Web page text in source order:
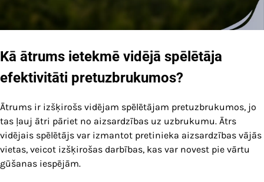
Kā ātrums ietekmē vidējā spēlētāja
efektivitāti pretuzbrukumos?
Ātrums ir izšķirošs vidējam spēlētājam pretuzbrukumos, jo
tas ļauj ātri pāriet no aizsardzības uz uzbrukumu. Ātrs
vidējais spēlētājs var izmantot pretinieka aizsardzības vājās
vietas, veicot izšķirošas darbības, kas var novest pie vārtu
gūšanas iespējām.